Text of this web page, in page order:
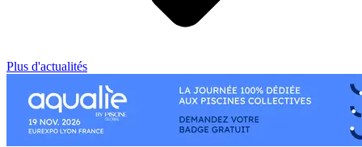
Plus d'actualités